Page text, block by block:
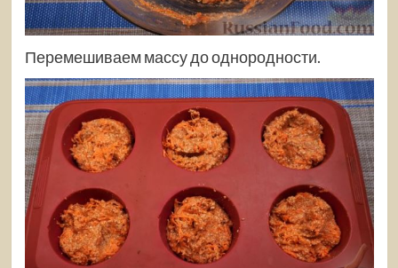
Перемешиваем массу до однородности.